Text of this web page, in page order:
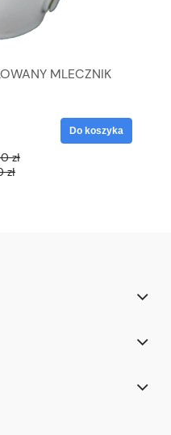
MLECZNIK
zł
zł
Do koszyka